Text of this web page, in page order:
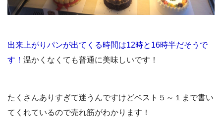
出来上がりパンが出てくる時間は12時と16時半だそうで
す！ 温かくなくても普通に美味しいです！
たくさんありすぎて迷うんですけどベスト５～１まで書い
てくれているので売れ筋がわかります！